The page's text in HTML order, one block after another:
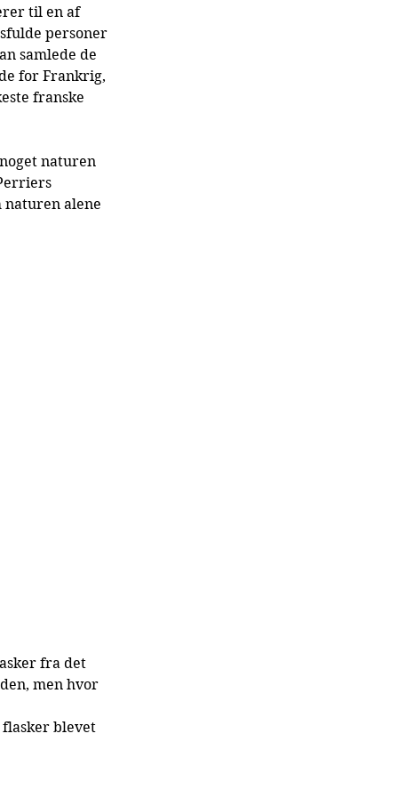
til en af
personer
samlede de
for Frankrig,
franske
naturen
naturen alene
fra det
men hvor
blevet